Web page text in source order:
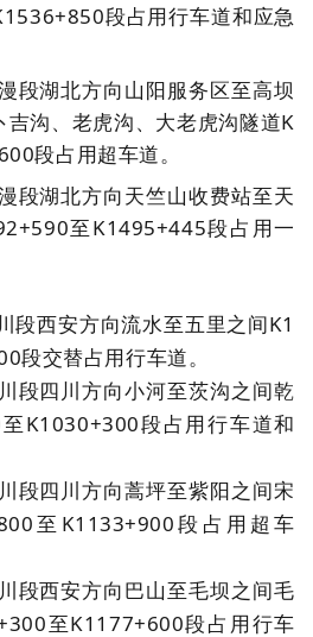
段占用行车道和应急
段湖北方向山阳服务区至高坝
沟、老虎沟、大老虎沟隧道K
段占用超车道。
段湖北方向天竺山收费站至天
至K1495+445段占用一
段西安方向流水至五里之间K1
交替占用行车道。
段四川方向小河至茨沟之间乾
K1030+300段占用行车道和
段四川方向蒿坪至紫阳之间宋
至K1133+900段占用超车
段西安方向巴山至毛坝之间毛
至K1177+600段占用行车